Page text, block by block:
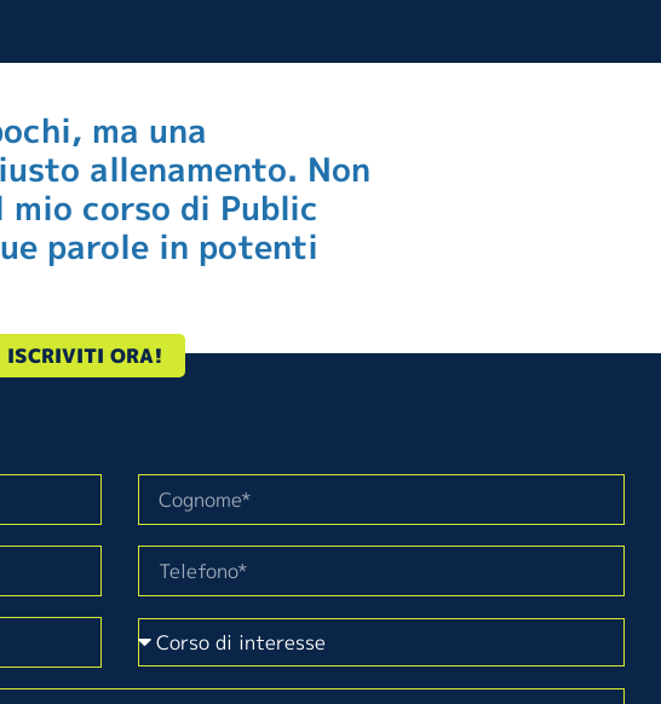
ma una
allenamento. Non
corso di Public
parole in potenti
ISCRIVITI ORA!